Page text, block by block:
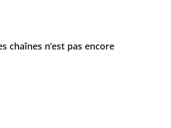
chaînes n’est pas encore